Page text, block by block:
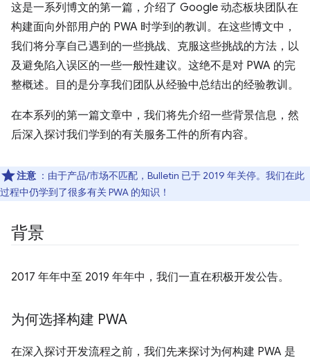
这是一系列博文的第一篇，介绍了 Google 动态板块团队在
构建面向外部用户的 PWA 时学到的教训。在这些博文中，
我们将分享自己遇到的一些挑战、克服这些挑战的方法，以
及避免陷入误区的一些一般性建议。这绝不是对 PWA 的完
整概述。目的是分享我们团队从经验中总结出的经验教训。
在本系列的第一篇文章中，我们将先介绍一些背景信息，然
后深入探讨我们学到的有关服务工件的所有内容。
注意 ：由于产品/市场不匹配，Bulletin 已于 2019 年关停。我们在此
过程中仍学到了很多有关 PWA 的知识！
背景
2017 年年中至 2019 年年中，我们一直在积极开发公告。
为何选择构建 PWA
在深入探讨开发流程之前，我们先来探讨为何构建 PWA 是